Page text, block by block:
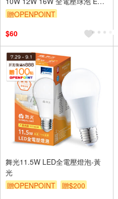
燈泡 全電壓 無藍光危害
贈OPENPOINT
$60
舞光11.5W LED全電壓燈泡-黃
光
贈OPENPOINT
贈$200